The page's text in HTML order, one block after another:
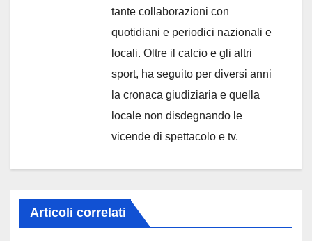
tante collaborazioni con
quotidiani e periodici nazionali e
locali. Oltre il calcio e gli altri
sport, ha seguito per diversi anni
la cronaca giudiziaria e quella
locale non disdegnando le
vicende di spettacolo e tv.
Articoli correlati